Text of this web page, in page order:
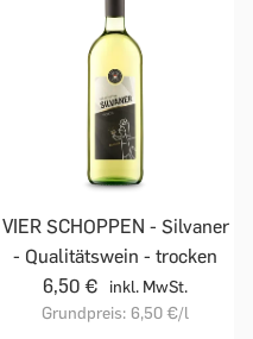
VIER SCHOPPEN - Silvaner
- Qualitätswein - trocken
6,50 €
inkl. MwSt.
Grundpreis: 6,50 €/l